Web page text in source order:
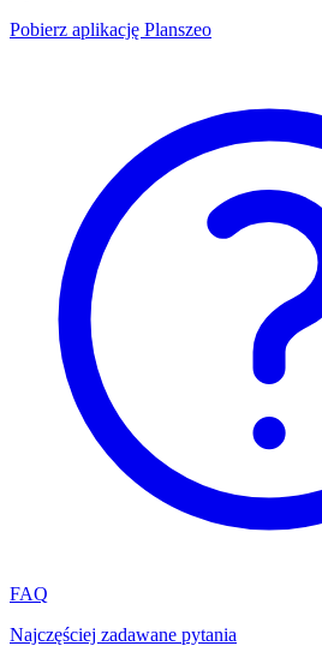
Pobierz aplikację Planszeo
FAQ
Najczęściej zadawane pytania